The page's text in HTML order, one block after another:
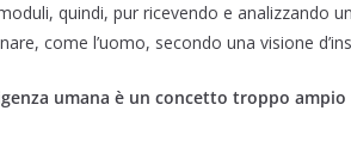
quindi, pur ricevendo e analizzando
come l’uomo, secondo una visione
umana è un concetto troppo